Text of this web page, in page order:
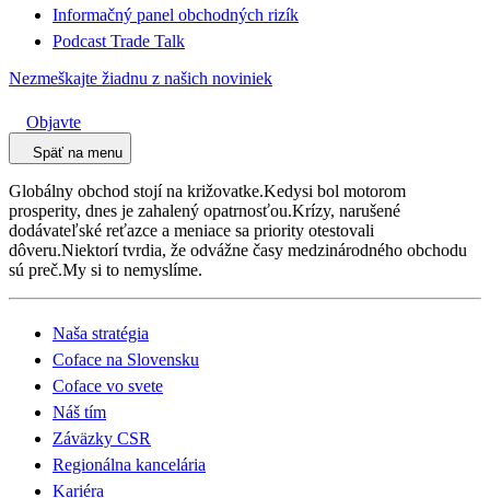
Informačný panel obchodných rizík
Podcast Trade Talk
Nezmeškajte žiadnu z našich noviniek
Objavte
Späť na menu
Globálny obchod stojí na križovatke.Kedysi bol motorom
prosperity, dnes je zahalený opatrnosťou.Krízy, narušené
dodávateľské reťazce a meniace sa priority otestovali
dôveru.Niektorí tvrdia, že odvážne časy medzinárodného obchodu
sú preč.My si to nemyslíme.
Naša stratégia
Coface na Slovensku
Coface vo svete
Náš tím
Záväzky CSR
Regionálna kancelária
Kariéra